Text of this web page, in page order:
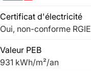
Certificat d'électricité
Oui, non-conforme RGIE
Valeur PEB
931 kWh/m²/an